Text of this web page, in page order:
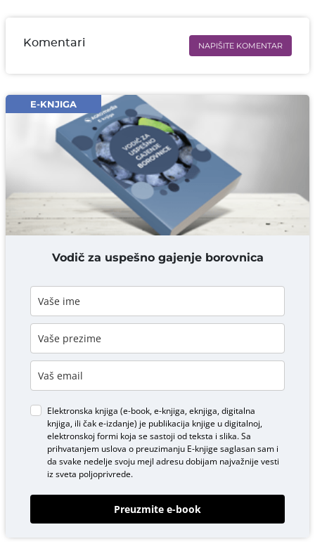
Komentari NAPIŠITE KOMENTAR
Email* obavezno
Komentar* obavezno
DODAJ KOMENTAR
E-KNJIGA
Vodič za uspešno gajenje borovnica
Elektronska knjiga (e-book, e-knjiga, eknjiga, digitalna
knjiga, ili čak e-izdanje) je publikacija knjige u digitalnoj,
elektronskoj formi koja se sastoji od teksta i slika. Sa
prihvatanjem uslova o preuzimanju E-knjigesaglasan sam i
da svake nedelje svoju mejl adresu dobijam najvažnije vesti
iz sveta poljoprivrede.
Preuzmite e-book